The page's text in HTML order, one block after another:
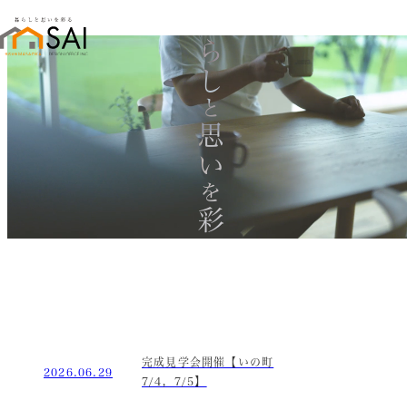
暮らし
と
思い
を
彩る
2026.06.29
完成見学会開催【いの町
7/4，7/5】